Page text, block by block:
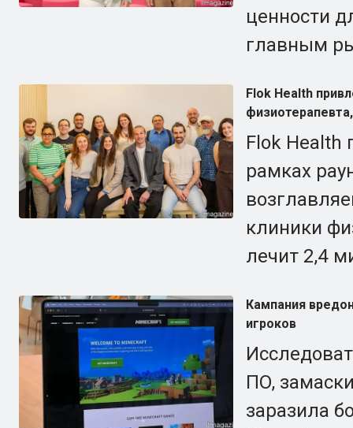
ценности
главным
Flok Health
Flok Health
рамках
клиники
лечит 2,4
Кампания
игроков
ПО,
заразила